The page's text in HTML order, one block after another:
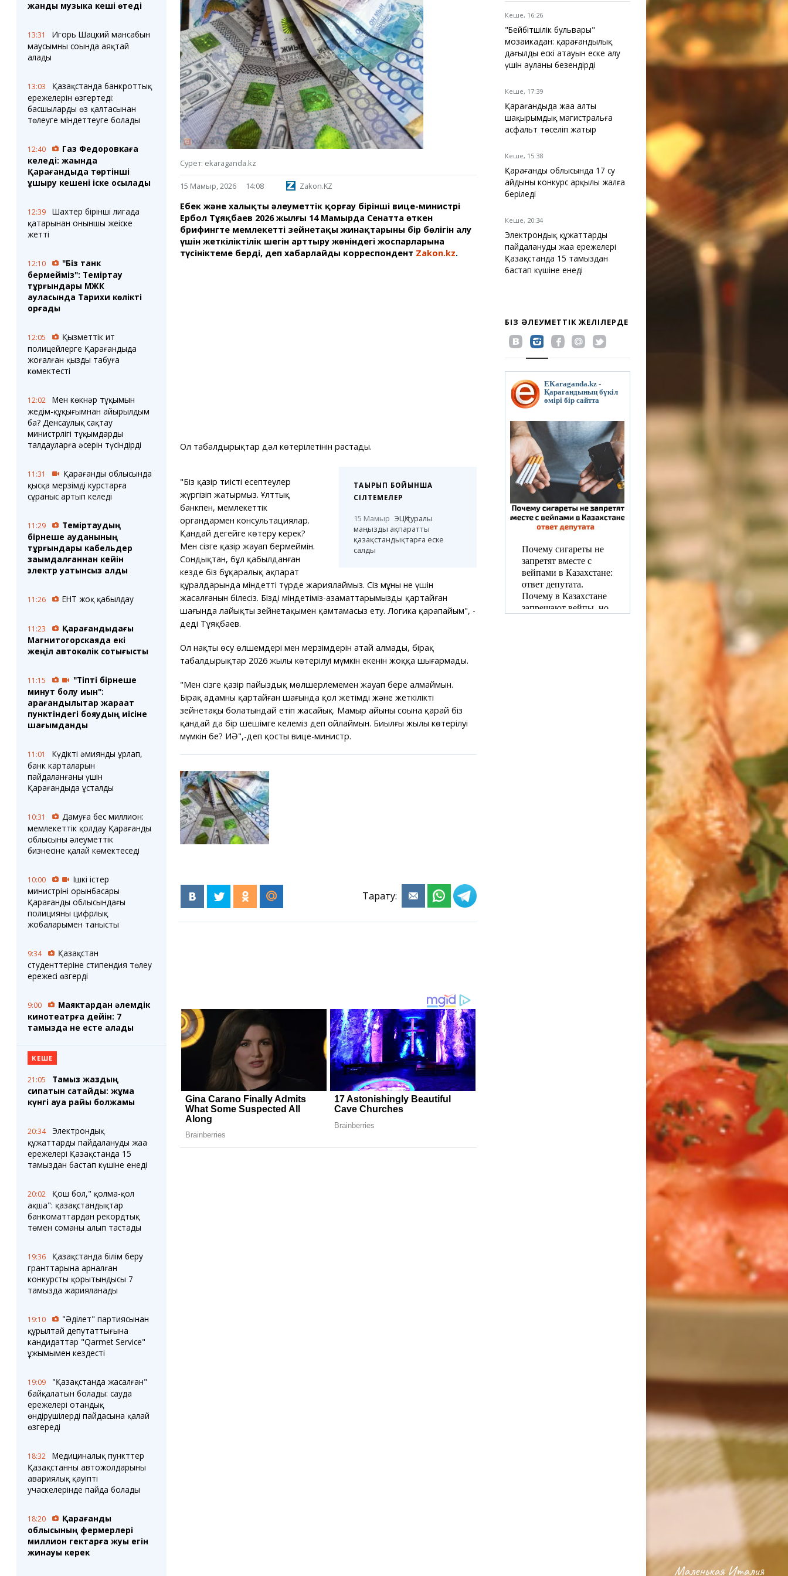
Соққылар
Аптаның коллажы
Ешкин жұлдыз
Тығындар
Қарағанды Картасы
Ұйымдар
Менің учаскелік
Жолдарды жабу
Теміртау
Балқаш
Жезқазған
Медиа
Фото
Бейне
Timelapse
Қызметтер
Аудармашы
Анықтамалық
КӨЛІК КЕСТЕСІ
Автобус аялдамалары
Төтенше жағдайлар
қызметі
Шиналарды сатып
алыңыз, оңай!
жанды музыка кеші өтеді
13:31
Игорь Шацкий мансабын
маусымның соңында аяқтай
алады
13:03
Қазақстанда банкроттық
ережелерін өзгертеді:
басшыларды өз қалтасынан
төлеуге міндеттеуге болады
12:40
Газ Федоровкаға
келеді: жақында
Қарағандыда төртінші
ұшыру кешені іске қосылады
12:39
Шахтер бірінші лигада
қатарынан оныншы жеңіске
жетті
12:10
"Біз танк
бермейміз": Теміртау
тұрғындары МЖК
ауласында Тарихи көлікті
қорғады
12:05
Қызметтік ит
полицейлерге Қарағандыда
жоғалған қызды табуға
көмектесті
12:02
Мен көкнәр тұқымын
жедім-құқығымнан айырылдым
ба? Денсаулық сақтау
министрлігі тұқымдардың
талдауларға әсерін түсіндірді
11:31
Қарағанды облысында
қысқа мерзімді курстарға
сұраныс артып келеді
11:29
Теміртаудың
бірнеше ауданының
тұрғындары кабельдер
зақымдалғаннан кейін
электр қуатынсыз қалды
11:26 ЕНТ жоқ қабылдау
11:23
Қарағандыдағы
Магнитогорскаяда екі
жеңіл автокөлік соқтығысты
11:15
"Тіпті бірнеше
минут болу қиын":
қарағандылықтар жарақат
пунктіндегі бояудың иісіне
шағымданды
11:01
Күдікті әмиянды ұрлап,
банк карталарын
пайдаланғаны үшін
Қарағандыда ұсталды
10:31
Дамуға бес миллион:
мемлекеттік қолдау Қарағанды
облысының әлеуметтік
бизнесіне қалай көмектеседі
10:00
Ішкі істер
министрінің орынбасары
Қарағанды облысындағы
полицияның цифрлық
жобаларымен танысты
9:34
Қазақстан
студенттеріне стипендия төлеу
ережесі өзгерді
9:00
Маяктардан әлемдік
кинотеатрға дейін: 7
тамызда не есте қалады
КЕШЕ
21:05
Тамыз жаздың
сипатын сақтайды: жұма
күнгі ауа райы болжамы
20:34
Электрондық
құжаттарды пайдаланудың жаңа
ережелері Қазақстанда 15
тамыздан бастап күшіне енеді
20:02
Қош бол," қолма-қол
ақша": қазақстандықтар
банкоматтардан рекордтық
төмен соманы алып тастады
19:36
Қазақстанда білім беру
гранттарына арналған
конкурстың қорытындысы 7
тамызда жарияланады
19:10
"Әділет" партиясынан
құрылтай депутаттығына
кандидаттар "Qarmet Service"
ұжымымен кездесті
19:09
"Қазақстанда жасалған"
байқалатын болады: сауда
ережелері отандық
өндірушілердің пайдасына қалай
өзгереді
18:32
Медициналық пункттер
Қазақстанның автожолдарының
авариялық қауіпті
учаскелерінде пайда болады
18:20
Қарағанды
облысының фермерлері
миллион гектарға жуық егін
жинауы керек
Сурет: ekaraganda.kz
15 Мамыр, 2026 14:08 Zakon.KZ
Еңбек және халықты әлеуметтік қорғау бірінші вице-министрі
Ербол Тұяқбаев 2026 жылғы 14 Мамырда Сенатта өткен
брифингте мемлекеттің зейнетақы жинақтарының бір бөлігін алу
үшін жеткіліктілік шегін арттыру жөніндегі жоспарларына
түсініктеме берді, деп хабарлайды корреспондент Zakon.kz.
Ол табалдырықтар дәл көтерілетінін растады.
ТАҚЫРЫП БОЙЫНША
СІЛТЕМЕЛЕР
15 Мамыр ЭЦҚ туралы
маңызды ақпаратты
қазақстандықтарға еске
салды
"Біз қазір тиісті есептеулер
жүргізіп жатырмыз. Ұлттық
банкпен, мемлекеттік
органдармен консультациялар.
Қандай деңгейге көтеру керек?
Мен сізге қазір жауап бермеймін.
Сондықтан, бұл қабылданған
кезде біз бұқаралық ақпарат
құралдарында міндетті түрде жариялаймыз. Сіз мұның не үшін
жасалғанын білесіз. Біздің міндетіміз-азаматтарымызды қартайған
шағында лайықты зейнетақымен қамтамасыз ету. Логика қарапайым", -
деді Тұяқбаев.
Ол нақты өсу өлшемдері мен мерзімдерін атай алмады, бірақ
табалдырықтар 2026 жылы көтерілуі мүмкін екенін жоққа шығармады.
"Мен сізге қазір пайыздық мөлшерлемемен жауап бере алмаймын.
Бірақ адамның қартайған шағында қол жетімді және жеткілікті
зейнетақы болатындай етіп жасайық. Мамыр айының соңына қарай біз
қандай да бір шешімге келеміз деп ойлаймын. Биылғы жылы көтерілуі
мүмкін бе? ИӘ",-деп қосты вице-министр.
Тарату:
Кеше, 16:26
"Бейбітшілік бульвары"
мозаикадан: қарағандылық
даңғылдың ескі атауын еске алу
үшін ауланы безендірді
Кеше, 17:39
Қарағандыда жаңа алты
шақырымдық магистральға
асфальт төселіп жатыр
Кеше, 15:38
Қарағанды облысында 17 су
айдыны конкурс арқылы жалға
беріледі
Кеше, 20:34
Электрондық құжаттарды
пайдаланудың жаңа ережелері
Қазақстанда 15 тамыздан
бастап күшіне енеді
БІЗ ӘЛЕУМЕТТІК ЖЕЛІЛЕРДЕ
EKaraganda.kz -
Қарағандының бүкіл
өмірі бір сайтта